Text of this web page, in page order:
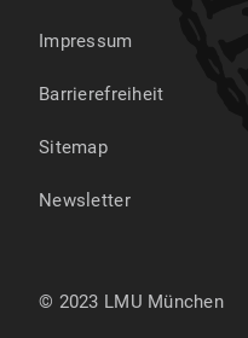
Impressum
Barrierefreiheit
Sitemap
Newsletter
© 2023 LMU München